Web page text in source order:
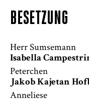
BESETZUNG
Herr Sumsemann
Isabella
Peterchen
Jakob Kajetan
Anneliese